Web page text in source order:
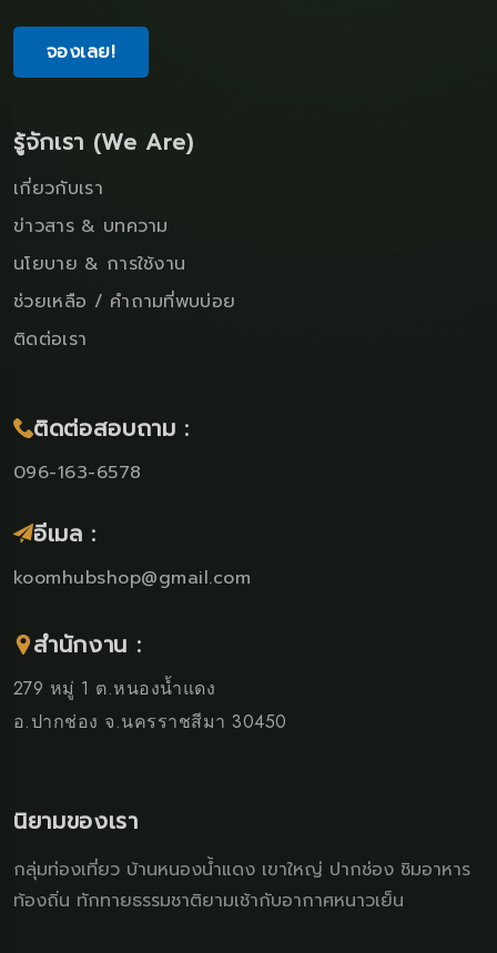
จองเลย!
รู้จักเรา (We Are)
เกี่ยวกับเรา
ข่าวสาร & บทความ
นโยบาย & การใช้งาน
ช่วยเหลือ / คำถามที่พบบ่อย
ติดต่อเรา
ติดต่อสอบถาม :
096-163-6578
อีเมล :
koomhubshop@gmail.com
สำนักงาน :
279 หมู่ 1 ต.หนองน้ำแดง
อ.ปากช่อง จ.นครราชสีมา 30450
นิยามของเรา
กลุ่มท่องเที่ยว บ้านหนองน้ำแดง เขาใหญ่ ปากช่อง ชิมอาหาร
ท้องถิ่น ทักทายธรรมชาติยามเช้ากับอากาศหนาวเย็น